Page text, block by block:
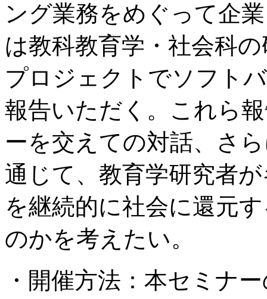
ング業務をめぐって企
は教科教育学・社会科
プロジェクトでソフト
報告いただく。これら
ーを交えての対話、さ
通じて、教育学研究者
を継続的に社会に還元
のかを考えたい。
・開催方法：本セミナ